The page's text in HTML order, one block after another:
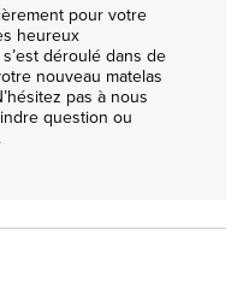
pour votre
heureux
déroulé dans de
nouveau matelas
pas à nous
question ou